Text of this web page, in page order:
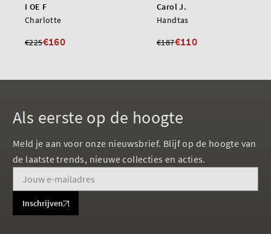
I OE F
Charlotte
€225€160
Carol J.
Handtas
€187€110
Als eerste op de hoogte
Meld je aan voor onze nieuwsbrief. Blijf op de hoogte van
de laatste trends, nieuwe collecties en acties.
Inschrijven